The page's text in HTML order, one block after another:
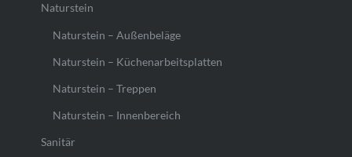
Naturstein
Naturstein – Außenbeläge
Naturstein – Küchenarbeitsplatten
Naturstein – Treppen
Naturstein – Innenbereich
Sanitär